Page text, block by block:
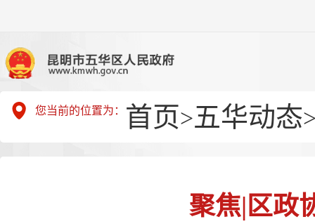
您当前的位置为： 首页>五华动态
聚焦|区政